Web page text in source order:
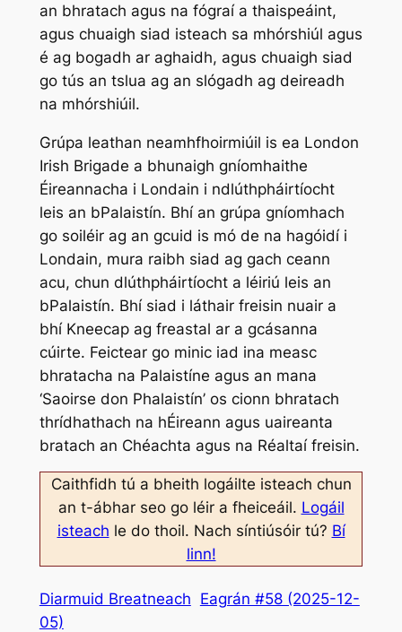
an bhratach agus na fógraí a thaispeáint,
agus chuaigh siad isteach sa mhórshiúl agus
é ag bogadh ar aghaidh, agus chuaigh siad
go tús an tslua ag an slógadh ag deireadh
na mhórshiúil.
Grúpa leathan neamhfhoirmiúil is ea London
Irish Brigade a bhunaigh gníomhaithe
Éireannacha i Londain i ndlúthpháirtíocht
leis an bPalaistín. Bhí an grúpa gníomhach
go soiléir ag an gcuid is mó de na hagóidí i
Londain, mura raibh siad ag gach ceann
acu, chun dlúthpháirtíocht a léiriú leis an
bPalaistín. Bhí siad i láthair freisin nuair a
bhí Kneecap ag freastal ar a gcásanna
cúirte. Feictear go minic iad ina measc
bhratacha na Palaistíne agus an mana
‘Saoirse don Phalaistín’ os cionn bhratach
thrídhathach na hÉireann agus uaireanta
bratach an Chéachta agus na Réaltaí freisin.
Caithfidh tú a bheith logáilte isteach chun
an t-ábhar seo go léir a fheiceáil. Logáil
isteach le do thoil. Nach síntiúsóir tú? Bí
linn!
Diarmuid Breatneach Eagrán #58 (2025-12-
05)